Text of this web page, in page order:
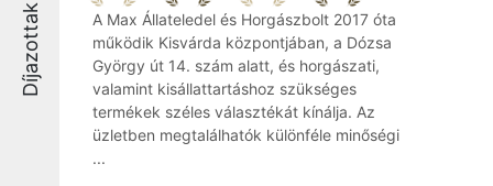
Díjazottak
A Max Állateledel és Horgászbolt 2017 óta
működik Kisvárda központjában, a Dózsa
György út 14. szám alatt, és horgászati,
valamint kisállattartáshoz szükséges
termékek széles választékát kínálja. Az
üzletben megtalálhatók különféle minőségi
...